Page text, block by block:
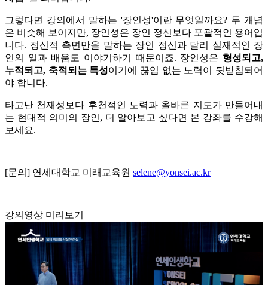
그렇다면 강의에서 말하는 '장인성'이란 무엇일까요? 두 개념
은 비슷해 보이지만, 장인성은 장인 정신보다 포괄적인 용어입
니다. 정신적 측면만을 말하는 장인 정신과 달리 실재적인 장
인의 일과 배움도 이야기하기 때문이죠. 장인성은 형성되고,
누적되고, 축적되는 특성이기에 끊임 없는 노력이 뒷받침되어
야 합니다.
타고난 천재성보다 후천적인 노력과 올바른 지도가 만들어내
는 현대적 의미의 장인, 더 알아보고 싶다면 본 강좌를 수강해
보세요.
[문의] 연세대학교 미래교육원 selene@yonsei.ac.kr
강의영상 미리보기